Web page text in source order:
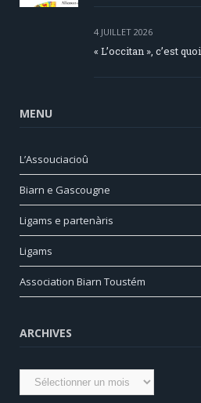
4 JUILLET 2026
« L’occitan », c’est
MENU
L’Assouciacioû
Biarn e Gascougne
Ligams e partenàris
Ligams
Association Biarn Toustém
ARCHIVES
Archives